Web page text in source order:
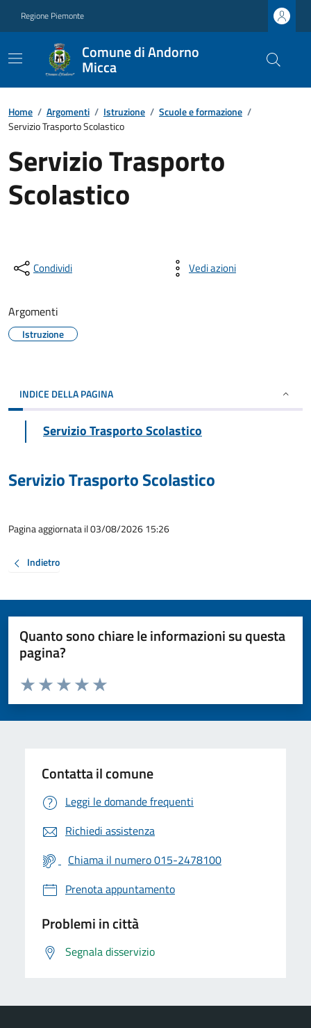
Regione Piemonte
Comune di Andorno
Micca
Home / Argomenti / Istruzione / Scuole e formazione /
Servizio Trasporto Scolastico
Servizio Trasporto
Scolastico
Condividi Vedi azioni
Argomenti
Istruzione
INDICE DELLA PAGINA
Servizio Trasporto Scolastico
Servizio Trasporto Scolastico
Pagina aggiornata il 03/08/2026 15:26
Indietro
Quanto sono chiare le informazioni su questa
pagina?
Valuta da 1 a 5 stelle la pagina
Valuta 5 stelle su 5
Valuta 4 stelle su 5
Valuta 3 stelle su 5
Valuta 2 stelle su 5
Valuta 1 stelle su 5
Contatta il comune
Leggi le domande frequenti
Richiedi assistenza
Chiama il numero 015-2478100
Prenota appuntamento
Problemi in città
Segnala disservizio